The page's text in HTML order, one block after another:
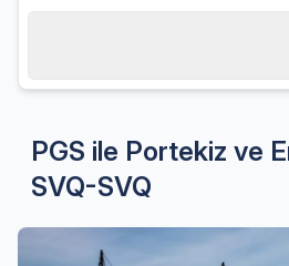
PGS ile Portekiz ve
SVQ-SVQ